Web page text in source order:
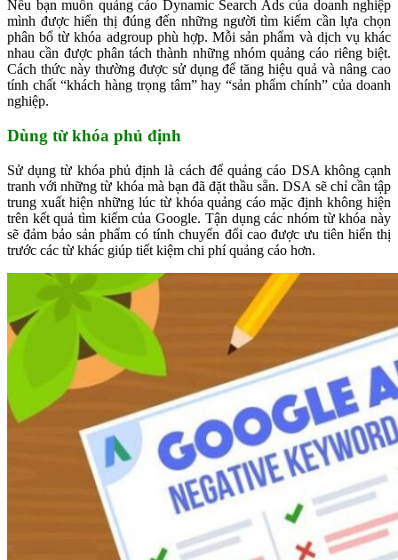
Nếu bạn muốn quảng cáo Dynamic Search Ads của doanh nghiệp
mình được hiển thị đúng đến những người tìm kiếm cần lựa chọn
phân bổ từ khóa adgroup phù hợp. Mỗi sản phẩm và dịch vụ khác
nhau cần được phân tách thành những nhóm quảng cáo riêng biệt.
Cách thức này thường được sử dụng để tăng hiệu quả và nâng cao
tính chất “khách hàng trọng tâm” hay “sản phẩm chính” của doanh
nghiệp.
Dùng từ khóa phủ định
Sử dụng từ khóa phủ định là cách để quảng cáo DSA không cạnh
tranh với những từ khóa mà bạn đã đặt thầu sẵn. DSA sẽ chỉ cần tập
trung xuất hiện những lúc từ khóa quảng cáo mặc định không hiện
trên kết quả tìm kiếm của Google. Tận dụng các nhóm từ khóa này
sẽ đảm bảo sản phẩm có tính chuyển đổi cao được ưu tiên hiển thị
trước các từ khác giúp tiết kiệm chi phí quảng cáo hơn.